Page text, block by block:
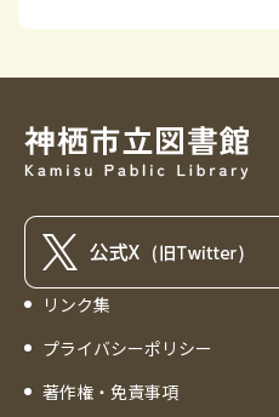
リンク集
プライバシーポリシー
著作権・免責事項